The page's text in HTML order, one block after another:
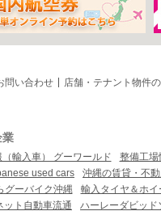
問い合わせ 店舗・テナント物件
業
輸入車） グーワールド
整備工場
used cars
沖縄の賃貸・不
グーバイク沖縄
輸入タイヤ＆ホ
ット自動車流通 ハーレーダビッ